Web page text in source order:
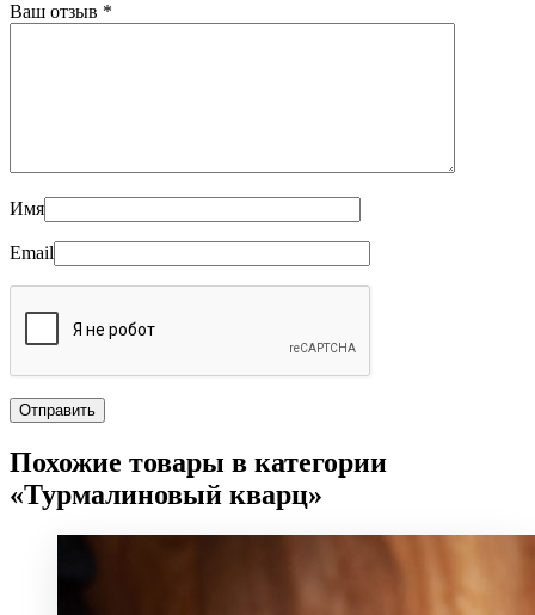
Ваш отзыв *
Имя
Email
Похожие товары в категории
«Турмалиновый кварц»